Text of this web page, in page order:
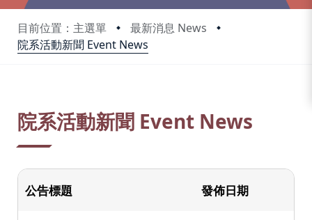
目前位置：主選單
最新消息 News
院系活動新聞 Event News
院系活動新聞 Event News
公告標題 發佈日期